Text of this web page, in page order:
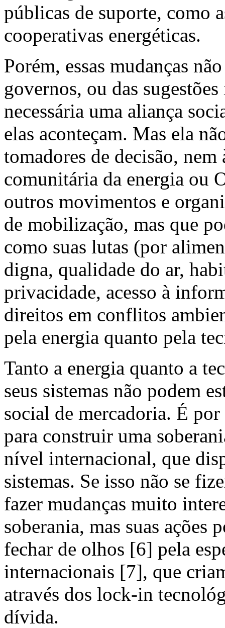
públicas de suporte, como
cooperativas energéticas.
Porém, essas mudanças
governos, ou das
necessária uma aliança
elas aconteçam. Mas ela
tomadores de decisão,
comunitária da energia ou
outros movimentos e
de mobilização, mas que
como suas lutas (por
digna, qualidade do ar,
privacidade, acesso à
direitos em conflitos
pela energia quanto pela
Tanto a energia quanto a
seus sistemas não podem
social de mercadoria. É por
para construir uma
nível internacional, que
sistemas. Se isso não se
fazer mudanças muito
soberania, mas suas ações
fechar de olhos [6] pela
internacionais [7], que
através dos lock-in
dívida.